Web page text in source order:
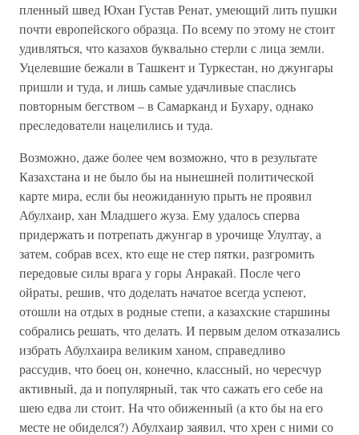
пленный швед Юхан Густав Ренат, умеющий лить пушки
почти европейского образца. По всему по этому не стоит
удивляться, что казахов буквально стерли с лица земли.
Уцелевшие бежали в Ташкент и Туркестан, но джунгары
пришли и туда, и лишь самые удачливые спаслись
повторным бегством – в Самарканд и Бухару, однако
преследователи нацелились и туда.
Возможно, даже более чем возможно, что в результате
Казахстана и не было бы на нынешней политической
карте мира, если бы неожиданную прыть не проявил
Абулхаир, хан Младшего жуза. Ему удалось сперва
придержать и потрепать джунгар в урочище Улултау, а
затем, собрав всех, кто еще не стер пятки, разгромить
передовые силы врага у горы Анракай. После чего
ойраты, решив, что доделать начатое всегда успеют,
отошли на отдых в родные степи, а казахские старшины
собрались решать, что делать. И первым делом отказались
избрать Абулхаира великим ханом, справедливо
рассудив, что боец он, конечно, классный, но чересчур
активный, да и популярный, так что сажать его себе на
шею едва ли стоит. На что обиженный (а кто бы на его
месте не обиделся?) Абулхаир заявил, что хрен с ними со